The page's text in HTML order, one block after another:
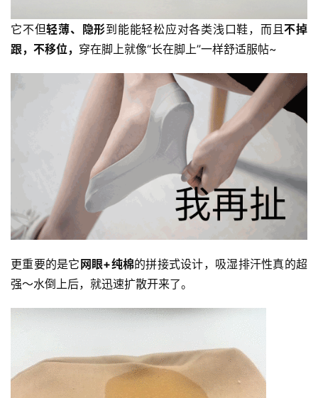
它不但轻薄、隐形到能能轻松应对各类浅口鞋，而且不掉
跟，不移位， 穿在脚上就像“长在脚上”一样舒适服帖~
更重要的是它 网眼+纯棉的拼接式设计，吸湿排汗性真的超
强～水倒上后，就迅速扩散开来了。